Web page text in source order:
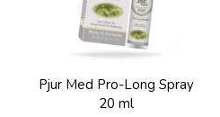
Pjur Med Pro-Long Spray
20 ml